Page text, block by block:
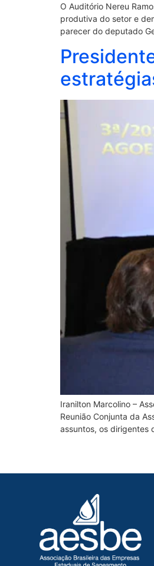
O Auditório Nereu
produtiva do setor e
parecer do deputado
Iranilton Marcolino –
Reunião Conjunta da
assuntos, os dirigentes